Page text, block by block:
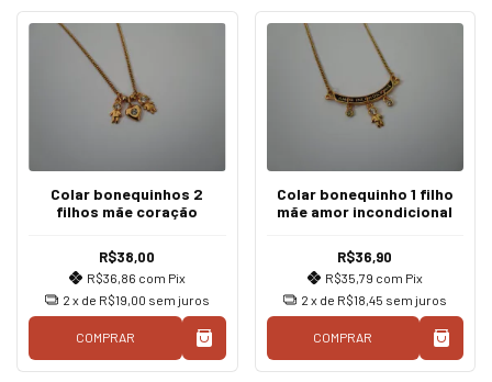
Colar bonequinhos 2
filhos mãe coração
R$38,00
R$36,86 com Pix
2 x de R$19,00 sem juros
COMPRAR
Colar bonequinho 1 filho
mãe amor incondicional
R$36,90
R$35,79 com Pix
2 x de R$18,45 sem juros
COMPRAR